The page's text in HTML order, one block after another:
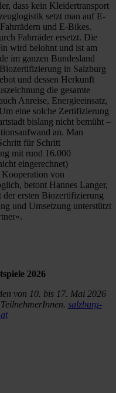
dass kein Kleidertransport
setzt man auf E-
und E-Bikes.
Fahrräder ersetzt. Die
wird belohnt und ist am
im ganzen Bundesland
in Salzburg
und dessen Herkunft
die gesamte
Anreise, Energieeinsatz,
eine solche Zertifizierung
bislang nicht bemüht –
an. Man
für Schritt
mit rund 16.000
eingerechnet)
Kooperation von
betont Hannes Langer,
ersten Biozertifizierung
und Umsetzung unterstützt
2026
von 10. bis 17. Mai 2026
salzburg-